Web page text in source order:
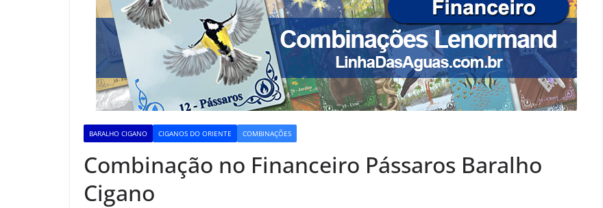
BARALHO CIGANO CIGANOS DO ORIENTE COMBINAÇÕES
Combinação no Financeiro Pássaros Baralho
Cigano